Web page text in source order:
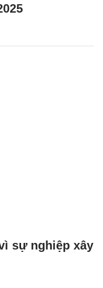
sự nghiệp xây